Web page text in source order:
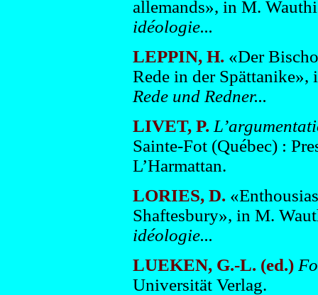
allemands», in M.
idéologie...
LEPPIN, H. «Der
Rede in der
Rede und Redner...
LIVET, P.
Sainte-Fot (Québec) :
L’Harmattan.
LORIES, D.
Shaftesbury», in M.
idéologie...
LUEKEN, G.-L. (ed.)
Universität Verlag.